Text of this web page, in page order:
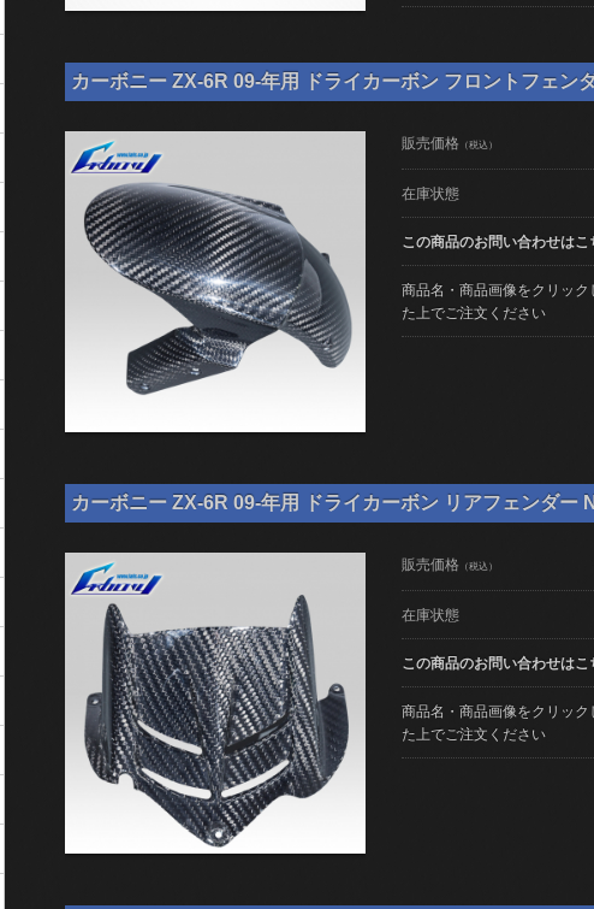
カーボニー ZX-6R 09-年用 ドライカーボン フロントフェン
販売価格 （税込）
在庫状態
この商品のお問い合わせはこ
商品名・商品画像をクリッ
た上でご注文ください
カーボニー ZX-6R 09-年用 ドライカーボン リアフェンダー
販売価格 （税込）
在庫状態
この商品のお問い合わせはこ
商品名・商品画像をクリッ
た上でご注文ください